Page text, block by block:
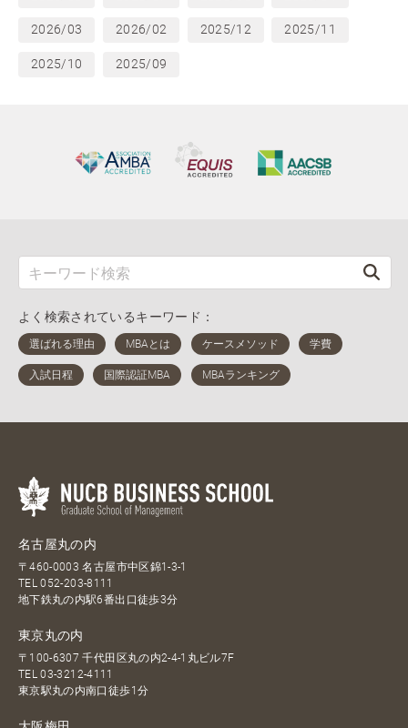
2026/03 2026/02 2025/12 2025/11
2025/10 2025/09
よく検索されているキーワード：
名古屋丸の内
〒460-0003 名古屋市中区錦1-3-1
TEL052-203-8111
地下鉄丸の内駅6番出口徒歩3分
東京丸の内
〒100-6307 千代田区丸の内2-4-1丸ビル7F
TEL03-3212-4111
東京駅丸の内南口徒歩1分